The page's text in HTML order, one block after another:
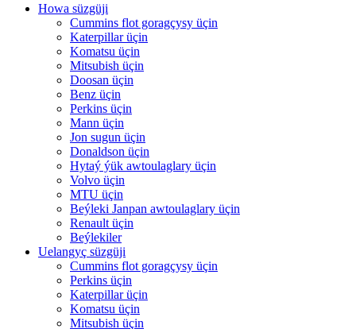
Howa süzgüji
Cummins flot goragçysy üçin
Katerpillar üçin
Komatsu üçin
Mitsubish üçin
Doosan üçin
Benz üçin
Perkins üçin
Mann üçin
Jon sugun üçin
Donaldson üçin
Hytaý ýük awtoulaglary üçin
Volvo üçin
MTU üçin
Beýleki Janpan awtoulaglary üçin
Renault üçin
Beýlekiler
Uelangyç süzgüji
Cummins flot goragçysy üçin
Perkins üçin
Katerpillar üçin
Komatsu üçin
Mitsubish üçin